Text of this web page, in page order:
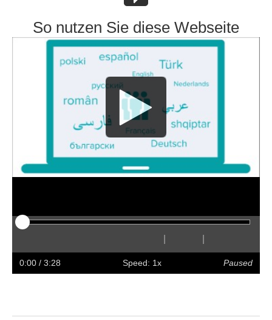
So nutzen Sie diese Webseite
Hide
captions
FasterSlower
full
screen
0:00 / 3:28 Speed: 1x Paused